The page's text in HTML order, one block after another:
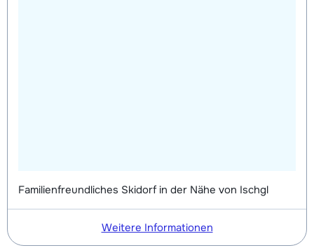
Familienfreundliches Skidorf in der Nähe von Ischgl
Weitere Informationen